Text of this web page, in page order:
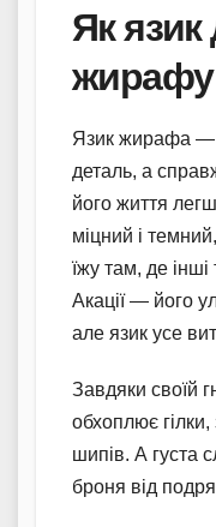
Як язик
жирафу
Язик жирафа —
деталь, а
його життя
міцний і
їжу там, де
Акації — його
але язик усе
Завдяки своїй
обхоплює
шипів. А густа
броня від